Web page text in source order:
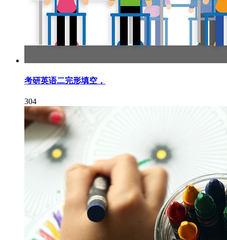
考研英语二完形填空，
304